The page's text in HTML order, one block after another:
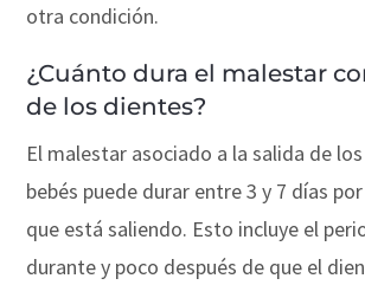
otra condición.
¿Cuánto dura el malestar
de los dientes?
El malestar asociado a la salida de
bebés puede durar entre 3 y 7 días
que está saliendo. Esto incluye el
durante y poco después de que el